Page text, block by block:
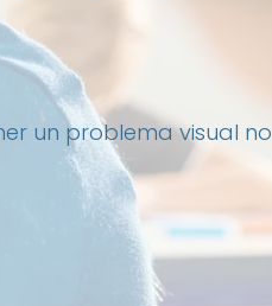
un problema visual no